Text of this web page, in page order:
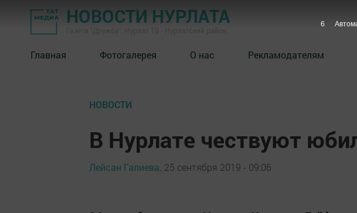
НОВОСТИ НУРЛАТА
Главная Фотогалерея О нас Рекламодателям
НОВОСТИ
В Нурлате чествуют
Лейсан Галиева, 25 сентября 2019 - 09:06
5